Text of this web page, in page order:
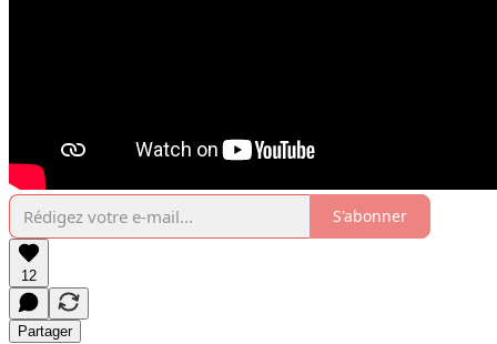
S'abonner
12
Partager